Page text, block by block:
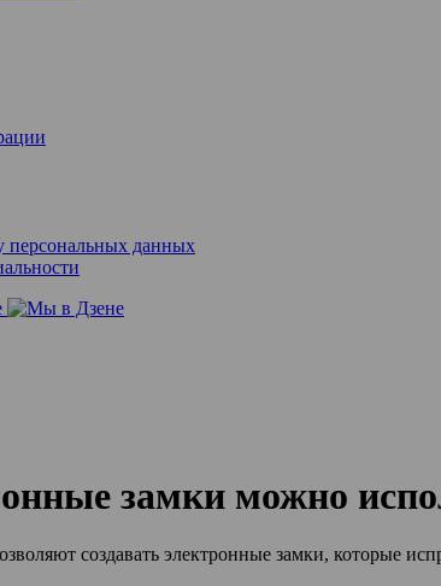
персональных данных
замки можно
создавать электронные замки, которые